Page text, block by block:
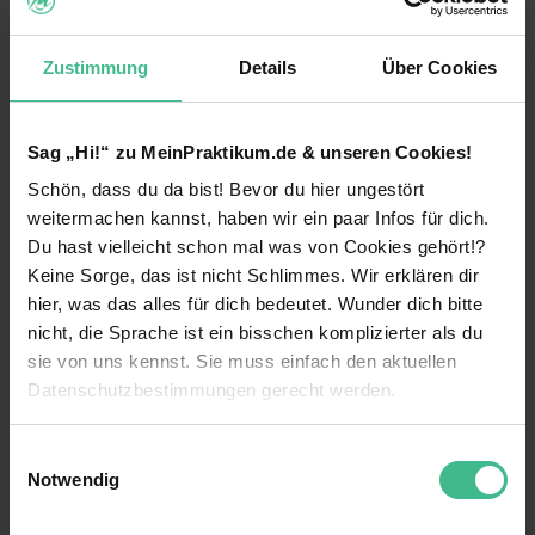
Zustimmung Details Über Cookies
Sag „Hi!“ zu MeinPraktikum.de & unseren Cookies!
Schön, dass du da bist! Bevor du hier ungestört
weitermachen kannst, haben wir ein paar Infos für dich.
Du hast vielleicht schon mal was von Cookies gehört!?
Keine Sorge, das ist nicht Schlimmes. Wir erklären dir
hier, was das alles für dich bedeutet. Wunder dich bitte
nicht, die Sprache ist ein bisschen komplizierter als du
sie von uns kennst. Sie muss einfach den aktuellen
Datenschutzbestimmungen gerecht werden.
Notwendig
Nele-Sophie Sittmann
nele-sophie.sittmann@otto.de
040 64614602
Fakten
Unternehmensart Familienunternehmen
Mitarbeiter 4.900